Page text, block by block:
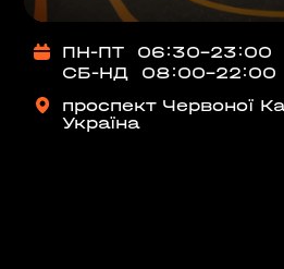
МЕТРО
проспект Червоної
Україна
ПН-ПТ
06:30-23:00
СБ-НД
08:00-22:00